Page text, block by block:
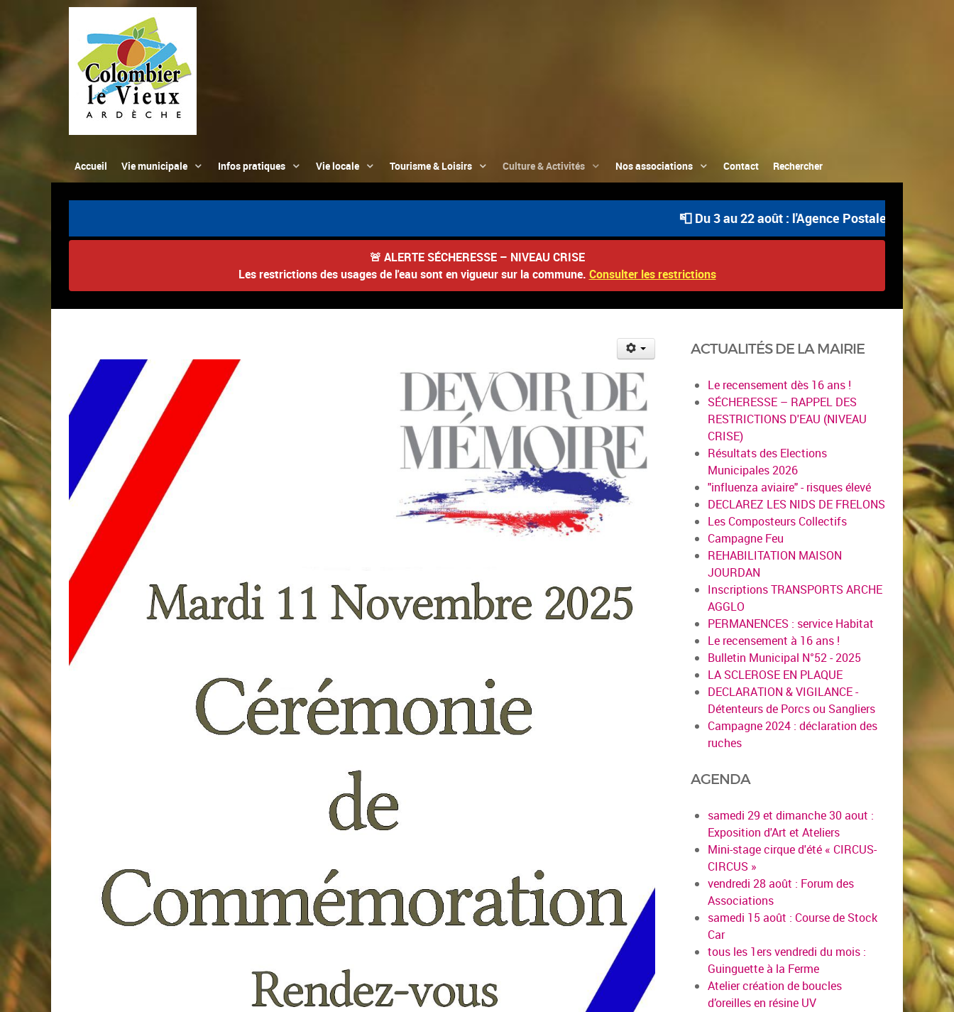
Accueil Vie municipale Infos pratiques Vie locale Tourisme & Loisirs Culture & Activités Nos associations Contact Rechercher
📮 Du 3 au 22 août : l'Agence Postale Communale
🚨 ALERTE SÉCHERESSE – NIVEAU CRISE
Les restrictions des usages de l'eau sont en vigueur sur la commune. Consulter les restrictions
ACTUALITÉS DE LA MAIRIE
Le recensement dès 16 ans !
SÉCHERESSE – RAPPEL DES
RESTRICTIONS D'EAU (NIVEAU
CRISE)
Résultats des Elections
Municipales 2026
"influenza aviaire" - risques élevé
DECLAREZ LES NIDS DE FRELONS
Les Composteurs Collectifs
Campagne Feu
REHABILITATION MAISON
JOURDAN
Inscriptions TRANSPORTS ARCHE
AGGLO
PERMANENCES : service Habitat
Le recensement à 16 ans !
Bulletin Municipal N°52 - 2025
LA SCLEROSE EN PLAQUE
DECLARATION & VIGILANCE -
Détenteurs de Porcs ou Sangliers
Campagne 2024 : déclaration des
ruches
AGENDA
samedi 29 et dimanche 30 aout :
Exposition d'Art et Ateliers
Mini-stage cirque d'été « CIRCUS-
CIRCUS »
vendredi 28 août : Forum des
Associations
samedi 15 août : Course de Stock
Car
tous les 1ers vendredi du mois :
Guinguette à la Ferme
Atelier création de boucles
d’oreilles en résine UV